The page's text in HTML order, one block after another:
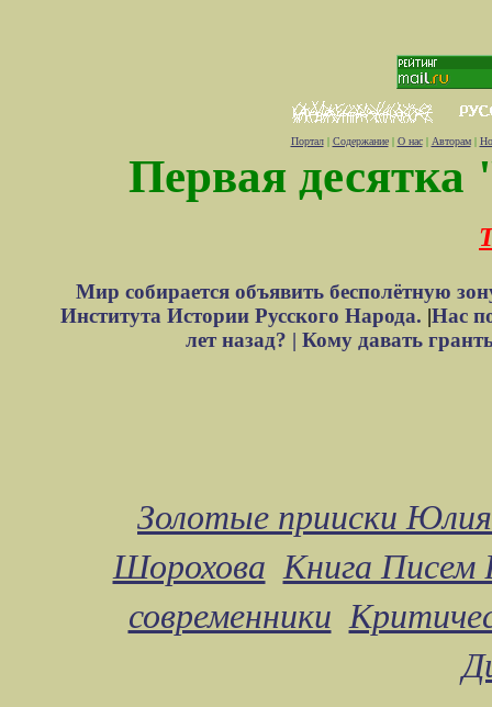
Портал| Содержание| О нас| Авторам|
Первая десятка
Мир собирается объявить бесполётную
Института Истории Русского Народа. |Нас
лет назад? | Кому давать
Золотые прииски
Шорохова Книга Писем
современники